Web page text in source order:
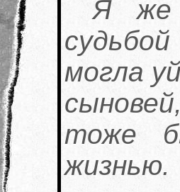
Я же
могла
тоже
жизнью.